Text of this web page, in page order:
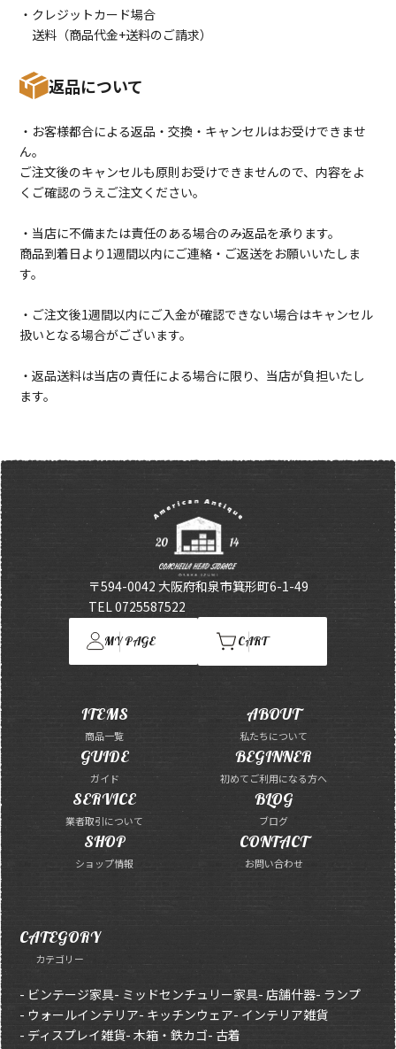
・クレジットカード場合
送料（商品代金+送料のご請求）
返品について
・お客様都合による返品・交換・キャンセルはお受けできませ
ん。
ご注文後のキャンセルも原則お受けできませんので、内容をよ
くご確認のうえご注文ください。
・当店に不備または責任のある場合のみ返品を承ります。
商品到着日より1週間以内にご連絡・ご返送をお願いいたしま
す。
・ご注文後1週間以内にご入金が確認できない場合はキャンセル
扱いとなる場合がございます。
・返品送料は当店の責任による場合に限り、当店が負担いたし
ます。
〒594-0042 大阪府和泉市箕形町6-1-49
TEL 0725587522
MY PAGE CART
ITEMS
商品一覧
ABOUT
私たちについて
GUIDE
ガイド
BEGINNER
初めてご利用になる方へ
SERVICE
業者取引について
BLOG
ブログ
SHOP
ショップ情報
CONTACT
お問い合わせ
CATEGORY
カテゴリー
- ビンテージ家具- ミッドセンチュリー家具- 店舗什器- ランプ
- ウォールインテリア- キッチンウェア- インテリア雑貨
- ディスプレイ雑貨- 木箱・鉄カゴ- 古着